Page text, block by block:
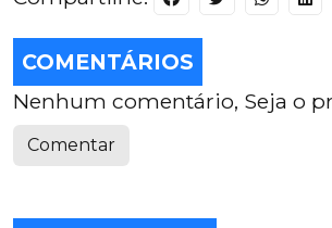
COMENTÁRIOS
Nenhum comentário, Seja o
Comentar